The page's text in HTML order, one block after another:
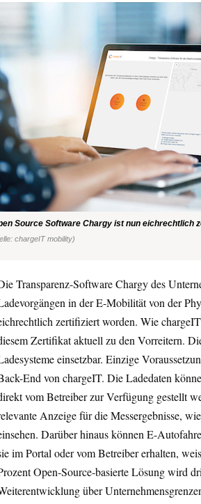
Source Software Chargy ist nun eichrechtlich
chargeIT mobility)
Transparenz-Software Chargy des
in der E-Mobilität von der
zertifiziert worden. Wie
Zertifikat aktuell zu den Vorreitern.
einsetzbar. Einzige
End von chargeIT. Die Ladedaten
vom Betreiber zur Verfügung gestellt
Anzeige für die Messergebnisse,
Darüber hinaus können E-
im Portal oder vom Betreiber erhalten,
Open-Source-basierte Lösung wird
über